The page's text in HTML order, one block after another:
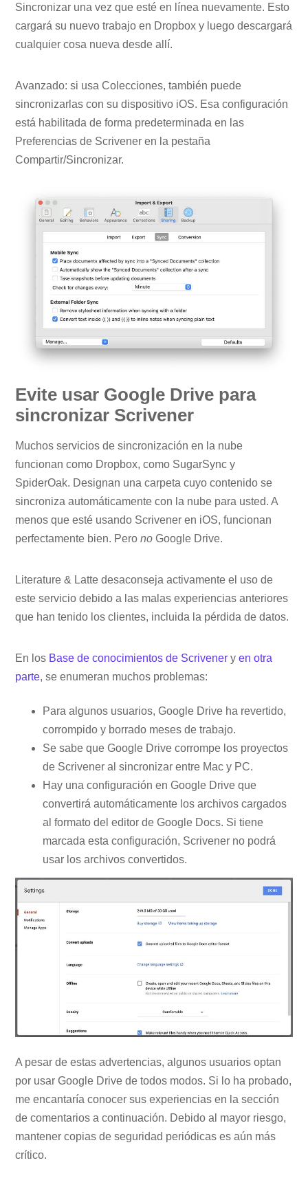
Sincronizar una vez que esté en línea nuevamente. Esto
cargará su nuevo trabajo en Dropbox y luego descargará
cualquier cosa nueva desde allí.
Avanzado: si usa Colecciones, también puede
sincronizarlas con su dispositivo iOS. Esa configuración
está habilitada de forma predeterminada en las
Preferencias de Scrivener en la pestaña
Compartir/Sincronizar.
Evite usar Google Drive para
sincronizar Scrivener
Muchos servicios de sincronización en la nube
funcionan como Dropbox, como SugarSync y
SpiderOak. Designan una carpeta cuyo contenido se
sincroniza automáticamente con la nube para usted. A
menos que esté usando Scrivener en iOS, funcionan
perfectamente bien. Perono Google Drive.
Literature & Latte desaconseja activamente el uso de
este servicio debido a las malas experiencias anteriores
que han tenido los clientes, incluida la pérdida de datos.
En los Base de conocimientos de Scrivener yen otra
parte, se enumeran muchos problemas:
Para algunos usuarios, Google Drive ha revertido,
corrompido y borrado meses de trabajo.
Se sabe que Google Drive corrompe los proyectos
de Scrivener al sincronizar entre Mac y PC.
Hay una configuración en Google Drive que
convertirá automáticamente los archivos cargados
al formato del editor de Google Docs. Si tiene
marcada esta configuración, Scrivener no podrá
usar los archivos convertidos.
A pesar de estas advertencias, algunos usuarios optan
por usar Google Drive de todos modos. Si lo ha probado,
me encantaría conocer sus experiencias en la sección
de comentarios a continuación. Debido al mayor riesgo,
mantener copias de seguridad periódicas es aún más
crítico.